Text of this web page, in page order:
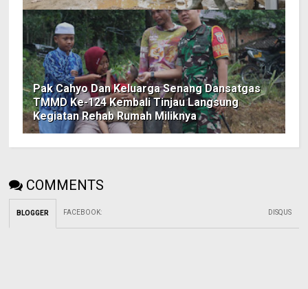
Pak Cahyo Dan Keluarga Senang Dansatgas
TMMD Ke-124 Kembali Tinjau Langsung
Kegiatan Rehab Rumah Miliknya
COMMENTS
BLOGGER FACEBOOK: DISQUS